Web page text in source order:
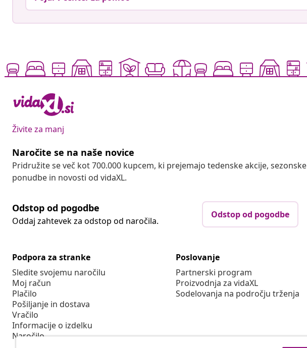
Živite za manj
Naročite se na naše novice
Pridružite se več kot 700.000 kupcem, ki prejemajo tedenske akcije, sezonske
ponudbe in novosti od vidaXL.
Odstop od pogodbe
Oddaj zahtevek za odstop od naročila.
Odstop od pogodbe
Podpora za stranke
Sledite svojemu naročilu
Moj račun
Plačilo
Pošiljanje in dostava
Vračilo
Informacije o izdelku
Naročilo
Poslovanje
Partnerski program
Proizvodnja za vidaXL
Sodelovanja na področju trženja